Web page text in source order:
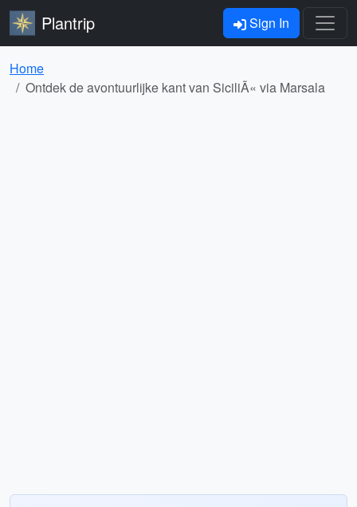
Plantrip Sign In
Home
Ontdek de avontuurlijke kant van SiciliÃ« via Marsala